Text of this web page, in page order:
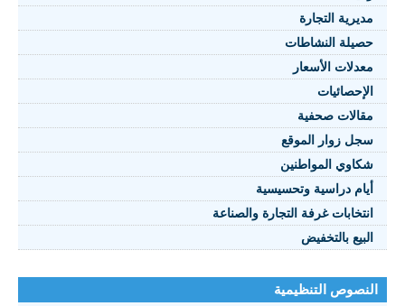
النصوص 2021
FRANÇAIS
مديرية التجارة
حصيلة النشاطات
معدلات الأسعار
الإحصائيات
مقالات صحفية
سجل زوار الموقع
شكاوي المواطنين
أيام دراسية وتحسيسية
انتخابات غرفة التجارة والصناعة
البيع بالتخفيض
النصوص التنظيمية